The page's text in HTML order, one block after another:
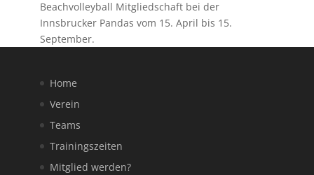
Beachvolleyball Mitgliedschaft bei der
Innsbrucker Pandas vom 15. April bis 15.
September.
Home
Verein
Teams
Trainingszeiten
Mitglied werden?